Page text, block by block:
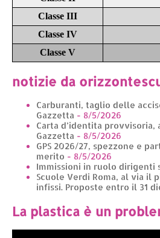
Classe III
Classe IV
Classe V
notizie da
Carburanti, taglio delle
Gazzetta - 8/5/2026
Carta d’identita
Gazzetta - 8/5/2026
GPS 2026/27, spezzone e
merito - 8/5/2026
Immissioni in ruolo dirigenti
Scuole Verdi Roma, al via
infissi. Proposte entro il 31
La plastica è un